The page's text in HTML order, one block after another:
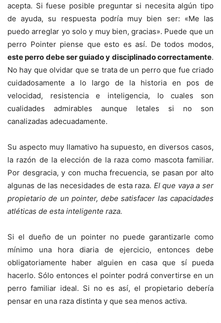
acepta. Si fuese posible preguntar si necesita algún tipo
de ayuda, su respuesta podría muy bien ser: «Me las
puedo arreglar yo solo y muy bien, gracias». Puede que un
perro Pointer piense que esto es así. De todos modos,
este perro debe ser guiado y disciplinado correctamente.
No hay que olvidar que se trata de un perro que fue criado
cuidadosamente a lo largo de la historia en pos de
velocidad, resistencia e inteligencia, lo cuales son
cualidades admirables aunque letales si no son
canalizadas adecuadamente.
Su aspecto muy llamativo ha supuesto, en diversos casos,
la razón de la elección de la raza como mascota familiar.
Por desgracia, y con mucha frecuencia, se pasan por alto
algunas de las necesidades de esta raza. El que vaya a ser
propietario de un pointer, debe satisfacer las capacidades
atléticas de esta inteligente raza.
Si el dueño de un pointer no puede garantizarle como
mínimo una hora diaria de ejercicio, entonces debe
obligatoriamente haber alguien en casa que sí pueda
hacerlo. Sólo entonces el pointer podrá convertirse en un
perro familiar ideal. Si no es así, el propietario debería
pensar en una raza distinta y que sea menos activa.